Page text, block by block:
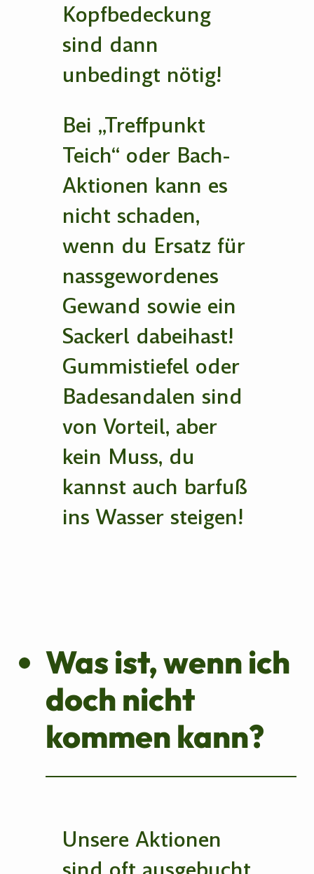
Kopfbedeckung
sind dann
unbedingt nötig!
Bei „Treffpunkt
Teich“ oder Bach-
Aktionen kann es
nicht schaden,
wenn du Ersatz für
nassgewordenes
Gewand sowie ein
Sackerl dabeihast!
Gummistiefel oder
Badesandalen sind
von Vorteil, aber
kein Muss, du
kannst auch barfuß
ins Wasser steigen!
Was ist, wenn ich
doch nicht
kommen kann?
Unsere Aktionen